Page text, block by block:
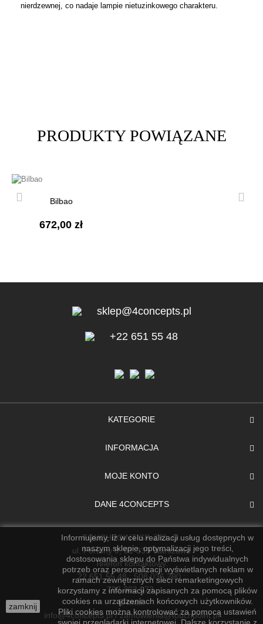
nierdzewnej, co nadaje lampie nietuzinkowego charakteru.
PRODUKTY POWIĄZANE
Bilbao
672,00 zł
sklep@4concepts.pl
+22 651 55 48
KATEGORIE
INFORMACJA
MOJE KONTO
zamknij
Informujemy, iż w celu realizacji usług dostępnych w
naszym sklepie, optymalizacji jego treści,
dostosowania sklepu do Państwa indywidualnych
potrzeb oraz personalizacji wyświetlanych reklam w
ramach zewnętrznych sieci remarketingowych
korzystamy z informacji zapisanych za pomocą plików
cookies na urządzeniach końcowych użytkowników.
Pliki cookies można kontrolować za pomocą ustawień
DANE 4CONCEPTS
TOUCHPOINT SP. Z O. O.
ul. Fortuny 9, 01-339 Warszawa
Telefon kontaktowy:
22 651 55 48 ; 508 036 290 ;
793 303 073.
E-mail:
info@4concepts.pl / zamowienia@touchpoint.pl